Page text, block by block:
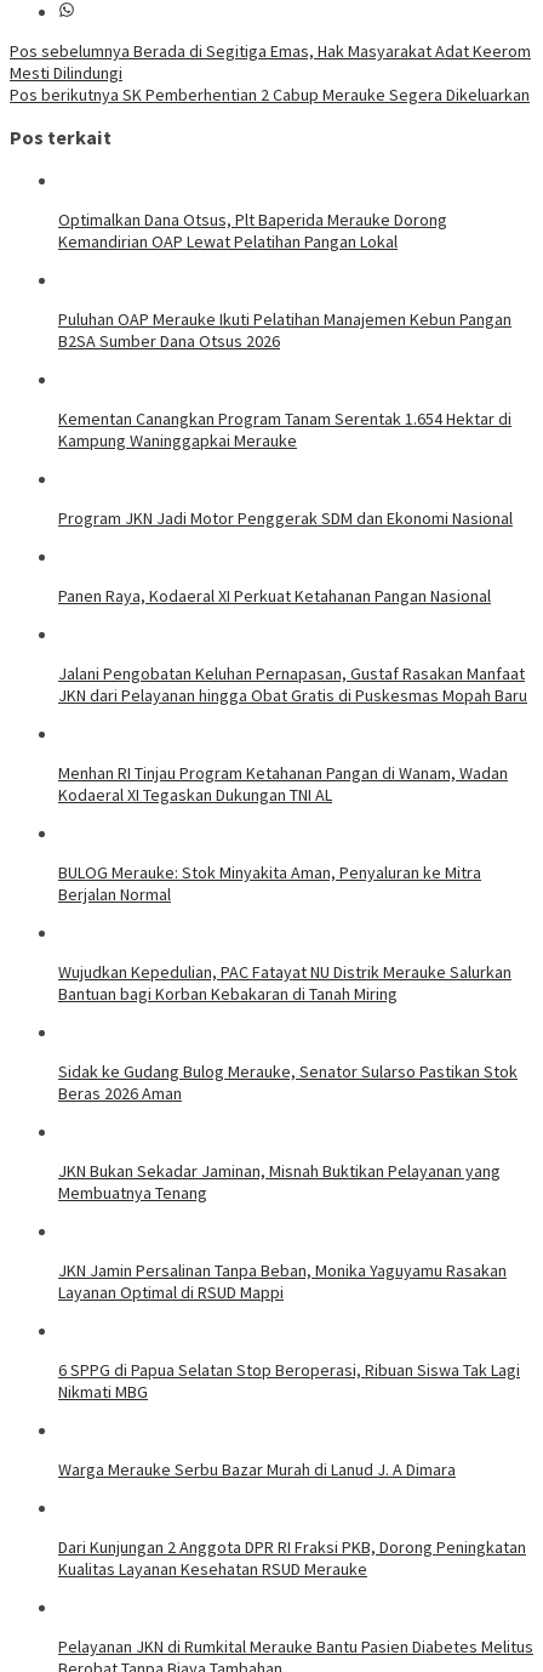
Navigasi
pos
Pos sebelumnya Berada di Segitiga Emas, Hak Masyarakat Adat Keerom
Mesti Dilindungi
Pos berikutnya SK Pemberhentian 2 Cabup Merauke Segera Dikeluarkan
Pos terkait
Optimalkan Dana Otsus, Plt Baperida Merauke Dorong
Kemandirian OAP Lewat Pelatihan Pangan Lokal
Puluhan OAP Merauke Ikuti Pelatihan Manajemen Kebun Pangan
B2SA Sumber Dana Otsus 2026
Kementan Canangkan Program Tanam Serentak 1.654 Hektar di
Kampung Waninggapkai Merauke
Program JKN Jadi Motor Penggerak SDM dan Ekonomi Nasional
Panen Raya, Kodaeral XI Perkuat Ketahanan Pangan Nasional
Jalani Pengobatan Keluhan Pernapasan, Gustaf Rasakan Manfaat
JKN dari Pelayanan hingga Obat Gratis di Puskesmas Mopah Baru
Menhan RI Tinjau Program Ketahanan Pangan di Wanam, Wadan
Kodaeral XI Tegaskan Dukungan TNI AL
BULOG Merauke: Stok Minyakita Aman, Penyaluran ke Mitra
Berjalan Normal
Wujudkan Kepedulian, PAC Fatayat NU Distrik Merauke Salurkan
Bantuan bagi Korban Kebakaran di Tanah Miring
Sidak ke Gudang Bulog Merauke, Senator Sularso Pastikan Stok
Beras 2026 Aman
JKN Bukan Sekadar Jaminan, Misnah Buktikan Pelayanan yang
Membuatnya Tenang
JKN Jamin Persalinan Tanpa Beban, Monika Yaguyamu Rasakan
Layanan Optimal di RSUD Mappi
6 SPPG di Papua Selatan Stop Beroperasi, Ribuan Siswa Tak Lagi
Nikmati MBG
Warga Merauke Serbu Bazar Murah di Lanud J. A Dimara
Dari Kunjungan 2 Anggota DPR RI Fraksi PKB, Dorong Peningkatan
Kualitas Layanan Kesehatan RSUD Merauke
Pelayanan JKN di Rumkital Merauke Bantu Pasien Diabetes Melitus